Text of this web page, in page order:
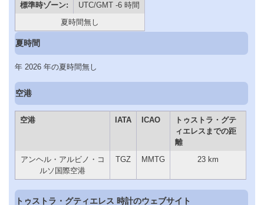
標準時ゾーン:
UTC/GMT -6 時間
夏時間無し
夏時間
年 2026 年の夏時間無し
空港
空港 IATA ICAO
トゥストラ・グテ
ィエレスまでの距
離
アンヘル・アルビノ・コ
ルソ国際空港
TGZ MMTG 23 km
トゥストラ・グティエレス 時計のウェブサイト